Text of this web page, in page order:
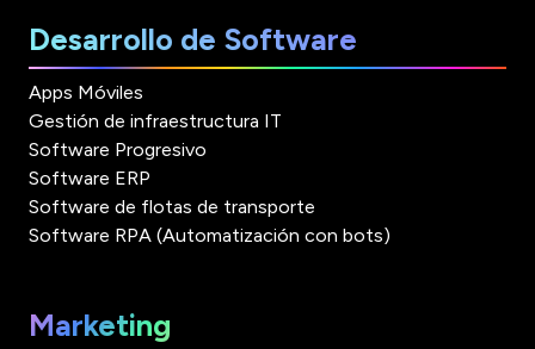
Desarrollo de Software
Apps Móviles
Gestión de infraestructura IT
Software Progresivo
Software ERP
Software de flotas de transporte
Software RPA (Automatización con bots)
Marketing